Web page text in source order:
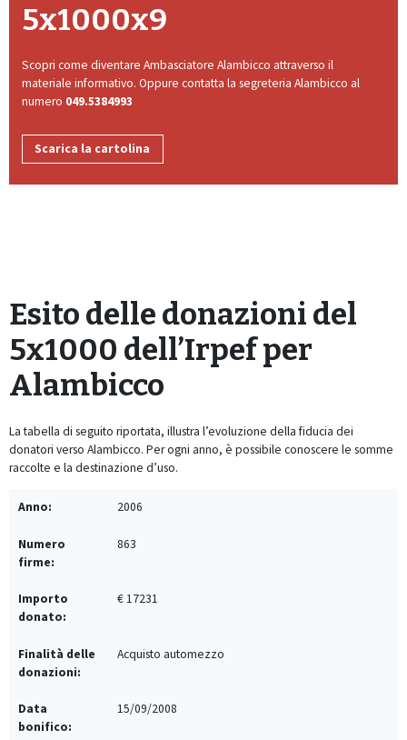
5x1000x9
Scopri come diventare Ambasciatore Alambicco attraverso il
materiale informativo. Oppure contatta la segreteria Alambicco al
numero 049.5384993
Scarica la cartolina
Esito delle donazioni del
5x1000 dell’Irpef per
Alambicco
La tabella di seguito riportata, illustra l’evoluzione della fiducia dei
donatori verso Alambicco. Per ogni anno, è possibile conoscere le somme
raccolte e la destinazione d’uso.
2006
863
€ 17231
Acquisto automezzo
15/09/2008